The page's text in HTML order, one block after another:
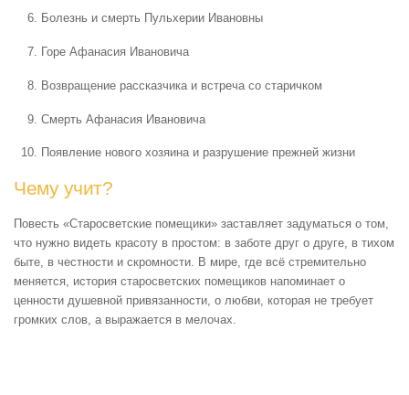
Болезнь и смерть Пульхерии Ивановны
Горе Афанасия Ивановича
Возвращение рассказчика и встреча со старичком
Смерть Афанасия Ивановича
Появление нового хозяина и разрушение прежней жизни
Чему учит?
Повесть «Старосветские помещики» заставляет задуматься о том,
что нужно видеть красоту в простом: в заботе друг о друге, в тихом
быте, в честности и скромности. В мире, где всё стремительно
меняется, история старосветских помещиков напоминает о
ценности душевной привязанности, о любви, которая не требует
громких слов, а выражается в мелочах.